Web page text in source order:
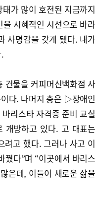
가 많이 호전된 지금까지
시혜적인 시선으로 바라
사명감을 갖게 됐다. 내가
건물을 커피머신백화점 사
다. 나머지 층은 ▷장애인
리스타 자격증 준비 교실
개방하고 있다. 고 대표는
려고 했다. 그러나 사고 이
꿨다”며 “이곳에서 바리스
은데, 이들이 새로운 삶을